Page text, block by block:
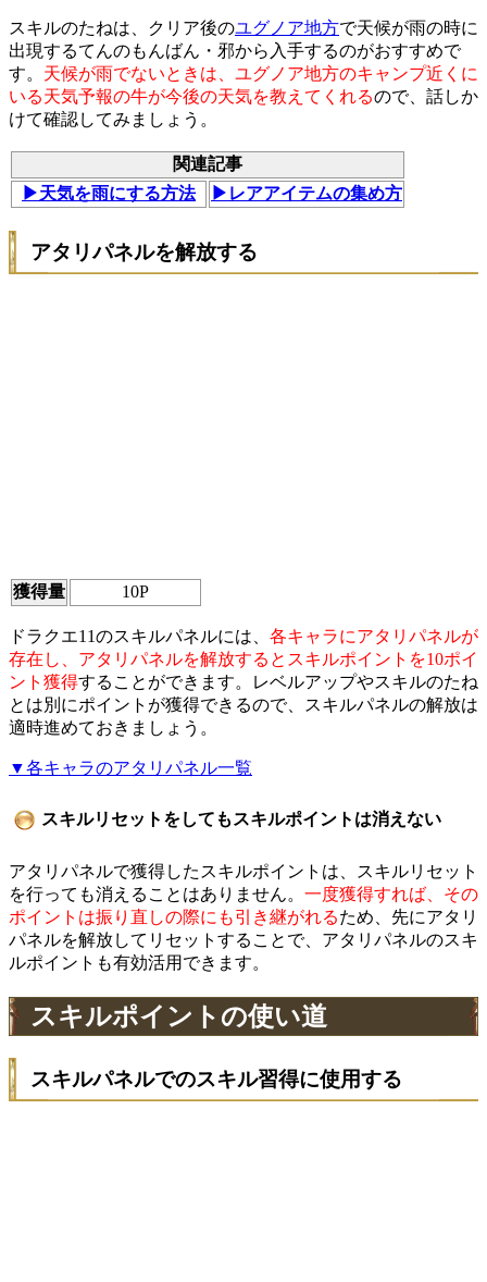
スキルのたねは、クリア後のユグノア地方で天候が雨の時に
出現するてんのもんばん・邪から入手するのがおすすめで
す。 天候が雨でないときは、ユグノア地方のキャンプ近くに
いる天気予報の牛が今後の天気を教えてくれるので、話しか
けて確認してみましょう。
関連記事
▶天気を雨にする方法
▶レアアイテムの集め方
アタリパネルを解放する
獲得量 10P
ドラクエ11のスキルパネルには、 各キャラにアタリパネルが
存在し、アタリパネルを解放するとスキルポイントを10ポイ
ント獲得することができます。レベルアップやスキルのたね
とは別にポイントが獲得できるので、スキルパネルの解放は
適時進めておきましょう。
▼各キャラのアタリパネル一覧
スキルリセットをしてもスキルポイントは消えない
アタリパネルで獲得したスキルポイントは、スキルリセット
を行っても消えることはありません。 一度獲得すれば、その
ポイントは振り直しの際にも引き継がれるため、先にアタリ
パネルを解放してリセットすることで、アタリパネルのスキ
ルポイントも有効活用できます。
スキルポイントの使い道
スキルパネルでのスキル習得に使用する